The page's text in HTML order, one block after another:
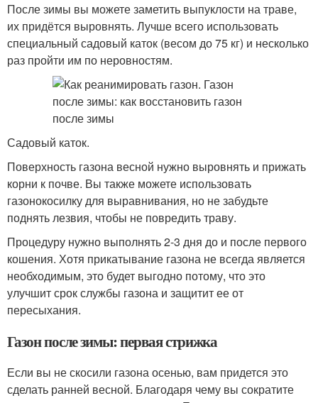
После зимы вы можете заметить выпуклости на траве,
их придётся выровнять. Лучше всего использовать
специальный садовый каток (весом до 75 кг) и несколько
раз пройти им по неровностям.
Садовый каток.
Поверхность газона весной нужно выровнять и прижать
корни к почве. Вы также можете использовать
газонокосилку для выравнивания, но не забудьте
поднять лезвия, чтобы не повредить траву.
Процедуру нужно выполнять 2-3 дня до и после первого
кошения. Хотя прикатывание газона не всегда является
необходимым, это будет выгодно потому, что это
улучшит срок службы газона и защитит ее от
пересыхания.
Газон после зимы: первая стрижка
Если вы не скосили газона осенью, вам придется это
сделать ранней весной. Благодаря чему вы сократите